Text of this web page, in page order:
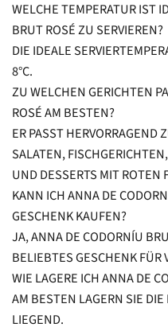
WELCHE TEMPERATUR IST
BRUT ROSÉ ZU SERVIEREN?
DIE IDEALE
8°C.
ZU WELCHEN GERICHTEN
ROSÉ AM BESTEN?
ER PASST HERVORRAGEND
SALATEN,
UND DESSERTS MIT ROTEN
KANN ICH ANNA DE
GESCHENK KAUFEN?
JA, ANNA DE CODORNÍU
BELIEBTES GESCHENK FÜR
WIE LAGERE ICH ANNA DE
AM BESTEN LAGERN SIE
LIEGEND.